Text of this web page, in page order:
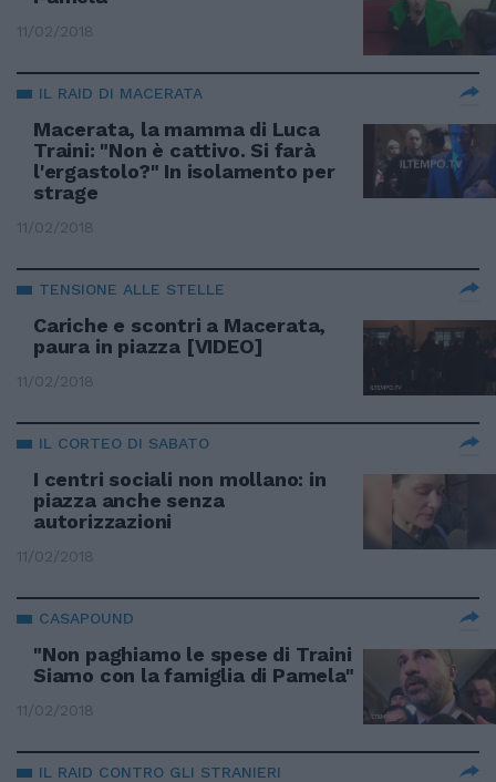
11/02/2018
IL RAID DI MACERATA
Macerata, la mamma di Luca
Traini: "Non è cattivo. Si farà
l'ergastolo?" In isolamento per
strage
11/02/2018
TENSIONE ALLE STELLE
Cariche e scontri a Macerata,
paura in piazza [VIDEO]
11/02/2018
IL CORTEO DI SABATO
I centri sociali non mollano: in
piazza anche senza
autorizzazioni
11/02/2018
CASAPOUND
"Non paghiamo le spese di Traini
Siamo con la famiglia di Pamela"
11/02/2018
IL RAID CONTRO GLI STRANIERI